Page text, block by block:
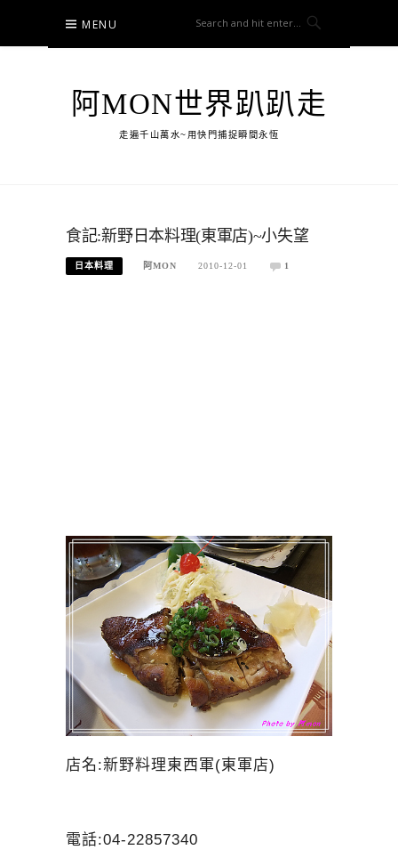
content
MENU
阿MON世界趴趴走
走遍千山萬水~用快門捕捉瞬間永恆
食記:新野日本料理(東軍店)~小失望
日本料理 阿MON 2010-12-01 1
店名:新野料理東西軍(東軍店)
電話:04-22857340